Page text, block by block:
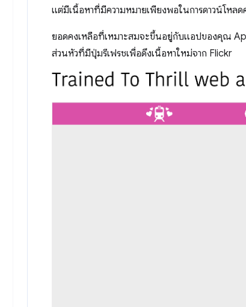
แต่มีเนื้อหาที่มีความหมายเพียงพอในการดาวน์โหลด
ยอดคงเหลือที่เหมาะสมจะขึ้นอยู่กับแอปของคุณ
ส่วนหัวที่มีปุ่มรีเฟรชเพื่อดึงเนื้อหาใหม่จาก Flickr